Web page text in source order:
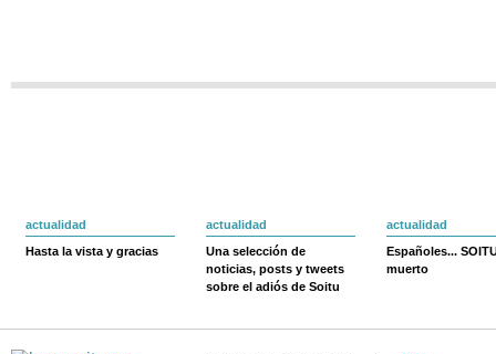
actualidad
Hasta la vista y gracias
actualidad
Una selección de
noticias, posts y tweets
sobre el adiós de Soitu
actualidad
Españoles...
muerto